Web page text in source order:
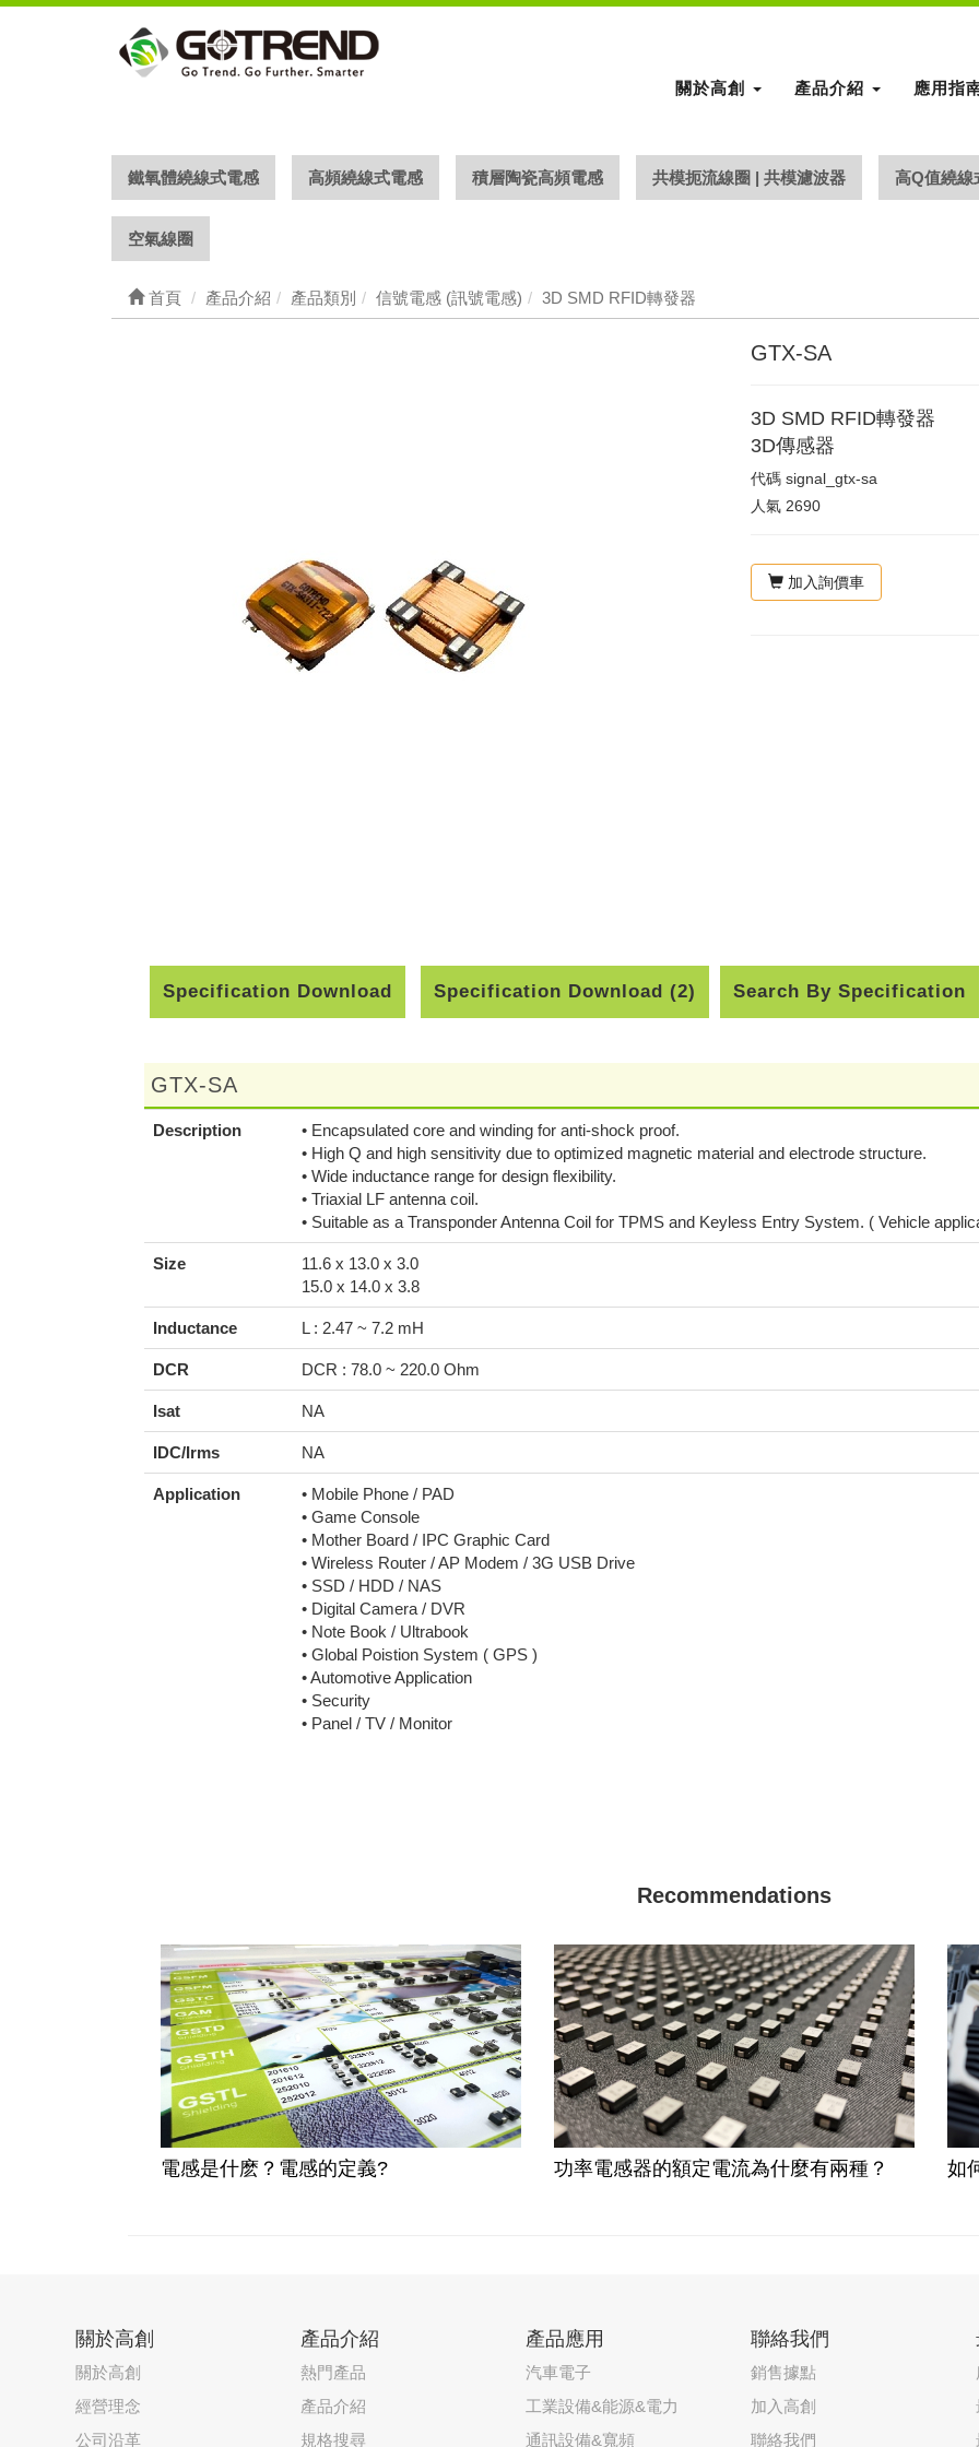
關於高創 產品介紹 應用指
鐵氧體繞線式電感 高頻繞線式電感 積層陶瓷高頻電感 共模扼流線圈 | 共模濾波器 高Q值繞線
空氣線圈
首頁 產品介紹 產品類別 信號電感 (訊號電感) 3D SMD RFID轉發器
GTX-SA
3D SMD RFID轉發器
3D傳感器
代碼 signal_gtx-sa
人氣 2690
加入詢價車
Specification Download Specification Download (2) Search By Specification
GTX-SA
Description
• Encapsulated core and winding for anti-shock proof.
• High Q and high sensitivity due to optimized magnetic material and electrode structure.
• Wide inductance range for design flexibility.
• Triaxial LF antenna coil.
• Suitable as a Transponder Antenna Coil for TPMS and Keyless Entry System. ( Vehicle
Size
11.6 x 13.0 x 3.0
15.0 x 14.0 x 3.8
Inductance L : 2.47 ~ 7.2 mH
DCR DCR : 78.0 ~ 220.0 Ohm
Isat NA
IDC/Irms NA
Application
• Mobile Phone / PAD
• Game Console
• Mother Board / IPC Graphic Card
• Wireless Router / AP Modem / 3G USB Drive
• SSD / HDD / NAS
• Digital Camera / DVR
• Note Book / Ultrabook
• Global Poistion System ( GPS )
• Automotive Application
• Security
• Panel / TV / Monitor
Recommendations
電感是什麽？電感的定義? 功率電感器的額定電流為什麼有兩種？ 如
關於高創
關於高創
經營理念
公司沿革
產品介紹
熱門產品
產品介紹
規格搜尋
產品應用
汽車電子
工業設備&能源&電力
通訊設備&寬頻
聯絡我們
銷售據點
加入高創
聯絡我們